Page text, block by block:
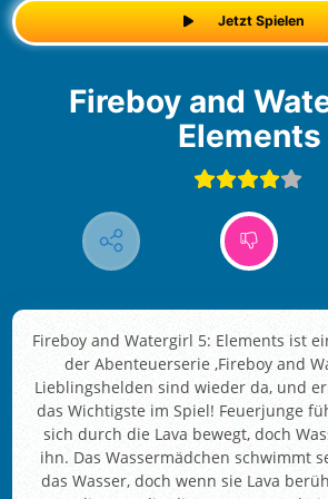
Jetzt Spielen
Fireboy and Watergirl 5:
Elements
Fireboy and Watergirl 5: Elements ist
der Abenteuerserie ‚Fireboy and
Lieblingshelden sind wieder da, und
das Wichtigste im Spiel! Feuerjunge
sich durch die Lava bewegt, doch
ihn. Das Wassermädchen schwimmt
das Wasser, doch wenn sie Lava